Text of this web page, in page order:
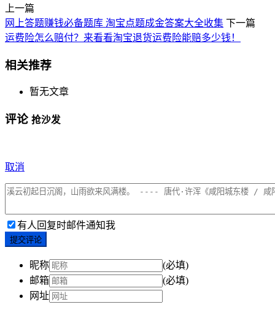
上一篇
网上答题赚钱必备题库 淘宝点题成金答案大全收集 下一篇
运费险怎么赔付？来看看淘宝退货运费险能赔多少钱！
相关推荐
暂无文章
评论 抢沙发
取消
有人回复时邮件通知我
提交评论
昵称
(必填)
邮箱
(必填)
网址